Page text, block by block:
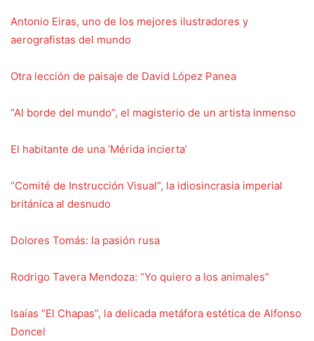
Antonio Eiras, uno de los mejores ilustradores y
aerografistas del mundo
Otra lección de paisaje de David López Panea
“Al borde del mundo”, el magisterio de un artista inmenso
El habitante de una ‘Mérida incierta’
“Comité de Instrucción Visual”, la idiosincrasia imperial
británica al desnudo
Dolores Tomás: la pasión rusa
Rodrigo Tavera Mendoza: “Yo quiero a los animales”
Isaías “El Chapas”, la delicada metáfora estética de Alfonso
Doncel